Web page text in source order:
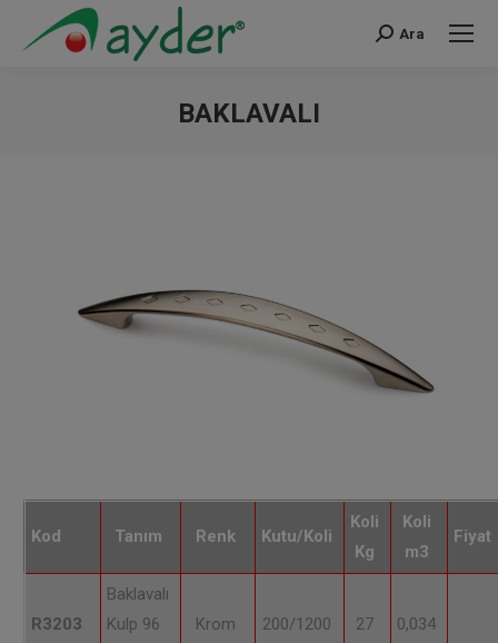
Search:
Ara
BAKLAVALI
Kod Tanım Renk Kutu/Koli
Koli
Kg
Koli
m3
Fiyat
R3203
Baklavalı
Kulp 96
Krom 200/1200 27 0,034